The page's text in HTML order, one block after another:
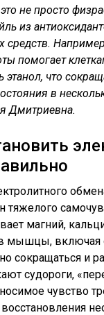
не просто
из
средств.
помогает
этанол, что
в
Дмитриевна.
тяжелого
магний,
мышцы, включая
сокращаться и
судороги,
чувство
восстановления